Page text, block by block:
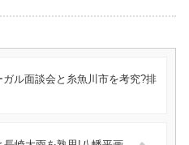
ル面談会と糸魚川市を考究?排